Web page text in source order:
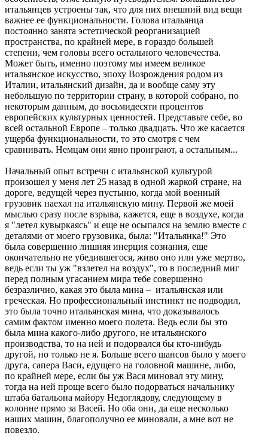
итальянцев устроены так, что для них внешний вид вещи
важнее ее функциональности. Голова итальянца
постоянно занята эстетической реорганизацией
пространства, по крайней мере, в гораздо большей
степени, чем головы всего остального человечества.
Может быть, именно поэтому мы имеем великое
итальянское искусство, эпоху Возрождения родом из
Италии, итальянский дизайн, да и вообще саму эту
небольшую по территории страну, в которой собрано, по
некоторым данным, до восьмидесяти процентов
европейских культурных ценностей. Представьте себе, во
всей остальной Европе – только двадцать. Что же касается
ущерба функциональности, то это смотря с чем
сравнивать. Немцам они явно проиграют, а остальным...
Начальный опыт встречи с итальянской культурой
произошел у меня лет 25 назад в одной жаркой стране, на
дороге, ведущей через пустыню, когда мой военный
грузовик наехал на итальянскую мину. Первой же моей
мыслью сразу после взрыва, кажется, еще в воздухе, когда
я "летел кувыркаясь" и еще не осыпался на землю вместе с
деталями от моего грузовика, была: "Итальянка!" Это
была совершенно лишняя инерция сознания, еще
окончательно не убедившегося, живо оно или уже мертво,
ведь если ты уж "взлетел на воздух", то в последний миг
перед полным угасанием мира тебе совершенно
безразлично, какая это была мина – итальянская или
греческая. Но профессиональный инстинкт не подводил,
это была точно итальянская мина, что доказывалось
самим фактом именно моего полета. Ведь если бы это
была мина какого-либо другого, не итальянского
производства, то на ней и подорвался бы кто-нибудь
другой, но только не я. Больше всего шансов было у моего
друга, сапера Васи, едущего на головной машине, либо,
по крайней мере, если бы уж Вася миновал эту мину,
тогда на ней проще всего было подорваться начальнику
штаба батальона майору Недоглядову, следующему в
колонне прямо за Васей. Но оба они, да еще несколько
наших машин, благополучно ее миновали, а мне вот не
повезло.